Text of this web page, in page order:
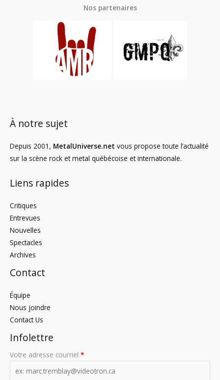
Nos partenaires
À notre sujet
Depuis 2001, MetalUniverse.net vous propose toute l’actualité
sur la scène rock et metal québécoise et internationale.
Liens rapides
Critiques
Entrevues
Nouvelles
Spectacles
Archives
Contact
Équipe
Nous joindre
Contact Us
Infolettre
Votre adresse courriel *